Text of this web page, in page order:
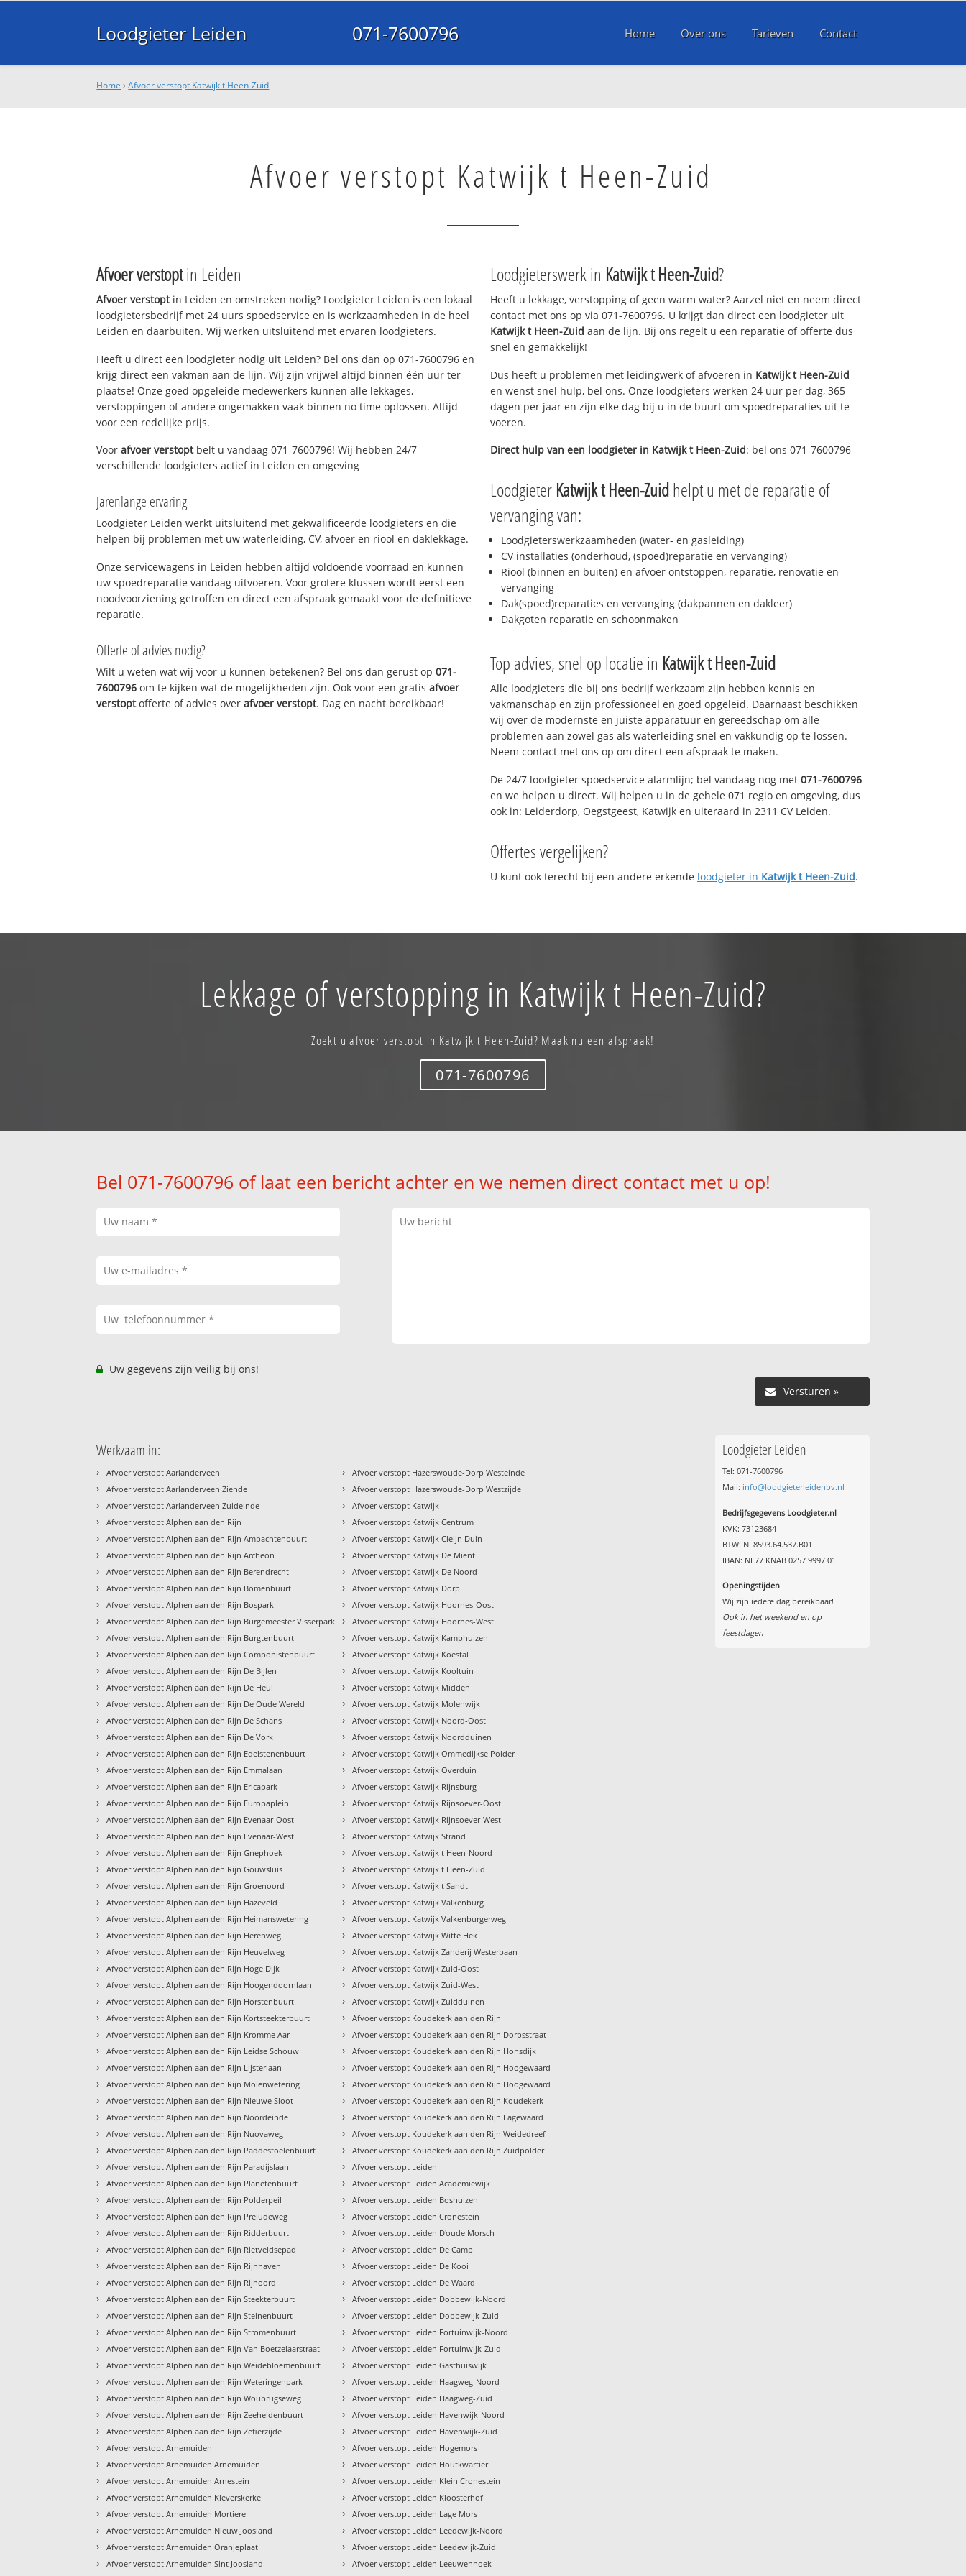
Loodgieter Leiden 071-7600796 Home Over ons Tarieven Contact
Home ›Afvoer verstopt Katwijk t Heen-Zuid
Afvoer verstopt Katwijk t Heen-Zuid
Afvoer verstoptin Leiden
Afvoer verstoptin Leiden en omstreken nodig? Loodgieter Leiden is een lokaal
loodgietersbedrijf met 24 uurs spoedservice en is werkzaamheden in de heel
Leiden en daarbuiten. Wij werken uitsluitend met ervaren loodgieters.
Heeft u direct een loodgieter nodig uit Leiden? Bel ons dan op 071-7600796 en
krijg direct een vakman aan de lijn. Wij zijn vrijwel altijd binnen één uur ter
plaatse! Onze goed opgeleide medewerkers kunnen alle lekkages,
verstoppingen of andere ongemakken vaak binnen no time oplossen. Altijd
voor een redelijke prijs.
Voorafvoer verstoptbelt u vandaag 071-7600796! Wij hebben 24/7
verschillende loodgieters actief in Leiden en omgeving
Jarenlange ervaring
Loodgieter Leiden werkt uitsluitend met gekwalificeerde loodgieters en die
helpen bij problemen met uw waterleiding, CV, afvoer en riool en daklekkage.
Onze servicewagens in Leiden hebben altijd voldoende voorraad en kunnen
uw spoedreparatie vandaag uitvoeren. Voor grotere klussen wordt eerst een
noodvoorziening getroffen en direct een afspraak gemaakt voor de definitieve
reparatie.
Offerte of advies nodig?
Wilt u weten wat wij voor u kunnen betekenen? Bel ons dan gerust op071-
7600796 om te kijken wat de mogelijkheden zijn. Ook voor een gratisafvoer
verstoptofferte of advies overafvoer verstopt. Dag en nacht bereikbaar!
Loodgieterswerk in Katwijk t Heen-Zuid?
Heeft u lekkage, verstopping of geen warm water? Aarzel niet en neem direct
contact met ons op via 071-7600796. U krijgt dan direct een loodgieter uit
Katwijk t Heen-Zuid aan de lijn. Bij ons regelt u een reparatie of offerte dus
snel en gemakkelijk!
Dus heeft u problemen met leidingwerk of afvoeren in Katwijk t Heen-Zuid
en wenst snel hulp, bel ons. Onze loodgieters werken 24 uur per dag, 365
dagen per jaar en zijn elke dag bij u in de buurt om spoedreparaties uit te
voeren.
Direct hulp van een loodgieter in Katwijk t Heen-Zuid: bel ons 071-7600796
Loodgieter Katwijk t Heen-Zuidhelpt u met de reparatie of
vervanging van:
Loodgieterswerkzaamheden (water- en gasleiding)
CV installaties (onderhoud, (spoed)reparatie en vervanging)
Riool (binnen en buiten) en afvoer ontstoppen, reparatie, renovatie en
vervanging
Dak(spoed)reparaties en vervanging (dakpannen en dakleer)
Dakgoten reparatie en schoonmaken
Top advies, snel op locatie in Katwijk t Heen-Zuid
Alle loodgieters die bij ons bedrijf werkzaam zijn hebben kennis en
vakmanschap en zijn professioneel en goed opgeleid. Daarnaast beschikken
wij over de modernste en juiste apparatuur en gereedschap om alle
problemen aan zowel gas als waterleiding snel en vakkundig op te lossen.
Neem contact met ons op om direct een afspraak te maken.
De 24/7 loodgieter spoedservice alarmlijn; bel vandaag nog met 071-7600796
en we helpen u direct. Wij helpen u in de gehele 071 regio en omgeving, dus
ook in: Leiderdorp, Oegstgeest, Katwijk en uiteraard in 2311 CV Leiden.
Offertes vergelijken?
U kunt ook terecht bij een andere erkende loodgieter in Katwijk t Heen-Zuid.
Lekkage of verstopping in Katwijk t Heen-Zuid?
Zoekt u afvoer verstopt in Katwijk t Heen-Zuid? Maak nu een afspraak!
071-7600796
Bel 071-7600796 of laat een bericht achter en we nemen direct contact met u op!
Uw gegevens zijn veilig bij ons!
Versturen »
Werkzaam in:
› Afvoer verstopt Aarlanderveen
› Afvoer verstopt Aarlanderveen Ziende
› Afvoer verstopt Aarlanderveen Zuideinde
› Afvoer verstopt Alphen aan den Rijn
› Afvoer verstopt Alphen aan den Rijn Ambachtenbuurt
› Afvoer verstopt Alphen aan den Rijn Archeon
› Afvoer verstopt Alphen aan den Rijn Berendrecht
› Afvoer verstopt Alphen aan den Rijn Bomenbuurt
› Afvoer verstopt Alphen aan den Rijn Bospark
› Afvoer verstopt Alphen aan den Rijn Burgemeester Visserpark
› Afvoer verstopt Alphen aan den Rijn Burgtenbuurt
› Afvoer verstopt Alphen aan den Rijn Componistenbuurt
› Afvoer verstopt Alphen aan den Rijn De Bijlen
› Afvoer verstopt Alphen aan den Rijn De Heul
› Afvoer verstopt Alphen aan den Rijn De Oude Wereld
› Afvoer verstopt Alphen aan den Rijn De Schans
› Afvoer verstopt Alphen aan den Rijn De Vork
› Afvoer verstopt Alphen aan den Rijn Edelstenenbuurt
› Afvoer verstopt Alphen aan den Rijn Emmalaan
› Afvoer verstopt Alphen aan den Rijn Ericapark
› Afvoer verstopt Alphen aan den Rijn Europaplein
› Afvoer verstopt Alphen aan den Rijn Evenaar-Oost
› Afvoer verstopt Alphen aan den Rijn Evenaar-West
› Afvoer verstopt Alphen aan den Rijn Gnephoek
› Afvoer verstopt Alphen aan den Rijn Gouwsluis
› Afvoer verstopt Alphen aan den Rijn Groenoord
› Afvoer verstopt Alphen aan den Rijn Hazeveld
› Afvoer verstopt Alphen aan den Rijn Heimanswetering
› Afvoer verstopt Alphen aan den Rijn Herenweg
› Afvoer verstopt Alphen aan den Rijn Heuvelweg
› Afvoer verstopt Alphen aan den Rijn Hoge Dijk
› Afvoer verstopt Alphen aan den Rijn Hoogendoornlaan
› Afvoer verstopt Alphen aan den Rijn Horstenbuurt
› Afvoer verstopt Alphen aan den Rijn Kortsteekterbuurt
› Afvoer verstopt Alphen aan den Rijn Kromme Aar
› Afvoer verstopt Alphen aan den Rijn Leidse Schouw
› Afvoer verstopt Alphen aan den Rijn Lijsterlaan
› Afvoer verstopt Alphen aan den Rijn Molenwetering
› Afvoer verstopt Alphen aan den Rijn Nieuwe Sloot
› Afvoer verstopt Alphen aan den Rijn Noordeinde
› Afvoer verstopt Alphen aan den Rijn Nuovaweg
› Afvoer verstopt Alphen aan den Rijn Paddestoelenbuurt
› Afvoer verstopt Alphen aan den Rijn Paradijslaan
› Afvoer verstopt Alphen aan den Rijn Planetenbuurt
› Afvoer verstopt Alphen aan den Rijn Polderpeil
› Afvoer verstopt Alphen aan den Rijn Preludeweg
› Afvoer verstopt Alphen aan den Rijn Ridderbuurt
› Afvoer verstopt Alphen aan den Rijn Rietveldsepad
› Afvoer verstopt Alphen aan den Rijn Rijnhaven
› Afvoer verstopt Alphen aan den Rijn Rijnoord
› Afvoer verstopt Alphen aan den Rijn Steekterbuurt
› Afvoer verstopt Alphen aan den Rijn Steinenbuurt
› Afvoer verstopt Alphen aan den Rijn Stromenbuurt
› Afvoer verstopt Alphen aan den Rijn Van Boetzelaarstraat
› Afvoer verstopt Alphen aan den Rijn Weidebloemenbuurt
› Afvoer verstopt Alphen aan den Rijn Weteringenpark
› Afvoer verstopt Alphen aan den Rijn Woubrugseweg
› Afvoer verstopt Alphen aan den Rijn Zeeheldenbuurt
› Afvoer verstopt Alphen aan den Rijn Zefierzijde
› Afvoer verstopt Arnemuiden
› Afvoer verstopt Arnemuiden Arnemuiden
› Afvoer verstopt Arnemuiden Arnestein
› Afvoer verstopt Arnemuiden Kleverskerke
› Afvoer verstopt Arnemuiden Mortiere
› Afvoer verstopt Arnemuiden Nieuw Joosland
› Afvoer verstopt Arnemuiden Oranjeplaat
› Afvoer verstopt Arnemuiden Sint Joosland
› Afvoer verstopt Hazerswoude-Dorp Westeinde
› Afvoer verstopt Hazerswoude-Dorp Westzijde
› Afvoer verstopt Katwijk
› Afvoer verstopt Katwijk Centrum
› Afvoer verstopt Katwijk Cleijn Duin
› Afvoer verstopt Katwijk De Mient
› Afvoer verstopt Katwijk De Noord
› Afvoer verstopt Katwijk Dorp
› Afvoer verstopt Katwijk Hoornes-Oost
› Afvoer verstopt Katwijk Hoornes-West
› Afvoer verstopt Katwijk Kamphuizen
› Afvoer verstopt Katwijk Koestal
› Afvoer verstopt Katwijk Kooltuin
› Afvoer verstopt Katwijk Midden
› Afvoer verstopt Katwijk Molenwijk
› Afvoer verstopt Katwijk Noord-Oost
› Afvoer verstopt Katwijk Noordduinen
› Afvoer verstopt Katwijk Ommedijkse Polder
› Afvoer verstopt Katwijk Overduin
› Afvoer verstopt Katwijk Rijnsburg
› Afvoer verstopt Katwijk Rijnsoever-Oost
› Afvoer verstopt Katwijk Rijnsoever-West
› Afvoer verstopt Katwijk Strand
› Afvoer verstopt Katwijk t Heen-Noord
› Afvoer verstopt Katwijk t Heen-Zuid
› Afvoer verstopt Katwijk t Sandt
› Afvoer verstopt Katwijk Valkenburg
› Afvoer verstopt Katwijk Valkenburgerweg
› Afvoer verstopt Katwijk Witte Hek
› Afvoer verstopt Katwijk Zanderij Westerbaan
› Afvoer verstopt Katwijk Zuid-Oost
› Afvoer verstopt Katwijk Zuid-West
› Afvoer verstopt Katwijk Zuidduinen
› Afvoer verstopt Koudekerk aan den Rijn
› Afvoer verstopt Koudekerk aan den Rijn Dorpsstraat
› Afvoer verstopt Koudekerk aan den Rijn Honsdijk
› Afvoer verstopt Koudekerk aan den Rijn Hoogewaard
› Afvoer verstopt Koudekerk aan den Rijn Hoogewaard
› Afvoer verstopt Koudekerk aan den Rijn Koudekerk
› Afvoer verstopt Koudekerk aan den Rijn Lagewaard
› Afvoer verstopt Koudekerk aan den Rijn Weidedreef
› Afvoer verstopt Koudekerk aan den Rijn Zuidpolder
› Afvoer verstopt Leiden
› Afvoer verstopt Leiden Academiewijk
› Afvoer verstopt Leiden Boshuizen
› Afvoer verstopt Leiden Cronestein
› Afvoer verstopt Leiden D'oude Morsch
› Afvoer verstopt Leiden De Camp
› Afvoer verstopt Leiden De Kooi
› Afvoer verstopt Leiden De Waard
› Afvoer verstopt Leiden Dobbewijk-Noord
› Afvoer verstopt Leiden Dobbewijk-Zuid
› Afvoer verstopt Leiden Fortuinwijk-Noord
› Afvoer verstopt Leiden Fortuinwijk-Zuid
› Afvoer verstopt Leiden Gasthuiswijk
› Afvoer verstopt Leiden Haagweg-Noord
› Afvoer verstopt Leiden Haagweg-Zuid
› Afvoer verstopt Leiden Havenwijk-Noord
› Afvoer verstopt Leiden Havenwijk-Zuid
› Afvoer verstopt Leiden Hogemors
› Afvoer verstopt Leiden Houtkwartier
› Afvoer verstopt Leiden Klein Cronestein
› Afvoer verstopt Leiden Kloosterhof
› Afvoer verstopt Leiden Lage Mors
› Afvoer verstopt Leiden Leedewijk-Noord
› Afvoer verstopt Leiden Leedewijk-Zuid
› Afvoer verstopt Leiden Leeuwenhoek
Loodgieter Leiden
Tel: 071-7600796
Mail: info@loodgieterleidenbv.nl
Bedrijfsgegevens Loodgieter.nl
KVK: 73123684
BTW: NL8593.64.537.B01
IBAN: NL77 KNAB 0257 9997 01
Openingstijden
Wij zijn iedere dag bereikbaar!
Ook in het weekend en op
feestdagen